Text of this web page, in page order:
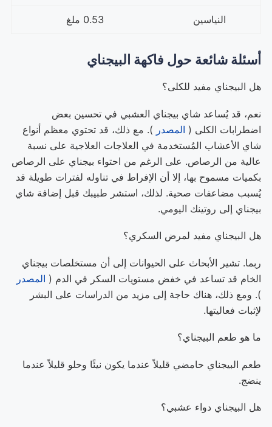
النياسين 0.53 ملغ
أسئلة شائعة حول فاكهة البيجناي
هل البيجناي مفيد للكلى؟
نعم، قد يُساعد شاي بيجناي العشبي في تحسين بعض
اضطرابات الكلى ( المصدر ). مع ذلك، قد تحتوي معظم أنواع
شاي الأعشاب المُستخدمة في العلاجات العلاجية على نسبة
عالية من الرصاص. على الرغم من احتواء بيجناي على الرصاص
بكميات مسموح بها، إلا أن الإفراط في تناوله لفترات طويلة قد
يُسبب مضاعفات صحية. لذلك، استشر طبيبك قبل إضافة شاي
بيجناي إلى روتينك اليومي.
هل البيجناي مفيد لمرض السكري؟
ربما. تشير الأبحاث على الحيوانات إلى أن مستخلصات بيجناي
الخام قد تساعد في خفض مستويات السكر في الدم ( المصدر
). ومع ذلك، هناك حاجة إلى مزيد من الدراسات على البشر
لإثبات فعاليتها.
ما هو طعم البيجناي؟
طعم البيجناي حامضي قليلاً عندما يكون نيئًا وحلو قليلاً عندما
ينضج.
هل البيجناي دواء عشبي؟